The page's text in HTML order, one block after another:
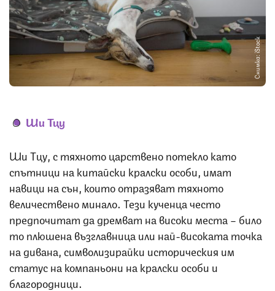
Снимка: iStock
Ши Тцу
Ши Тцу, с тяхното царствено потекло като
спътници на китайски кралски особи, имат
навици на сън, които отразяват тяхното
величествено минало. Тези кученца често
предпочитат да дремват на високи места – било
то плюшена възглавница или най-високата точка
на дивана, символизирайки историческия им
статус на компаньони на кралски особи и
благородници.